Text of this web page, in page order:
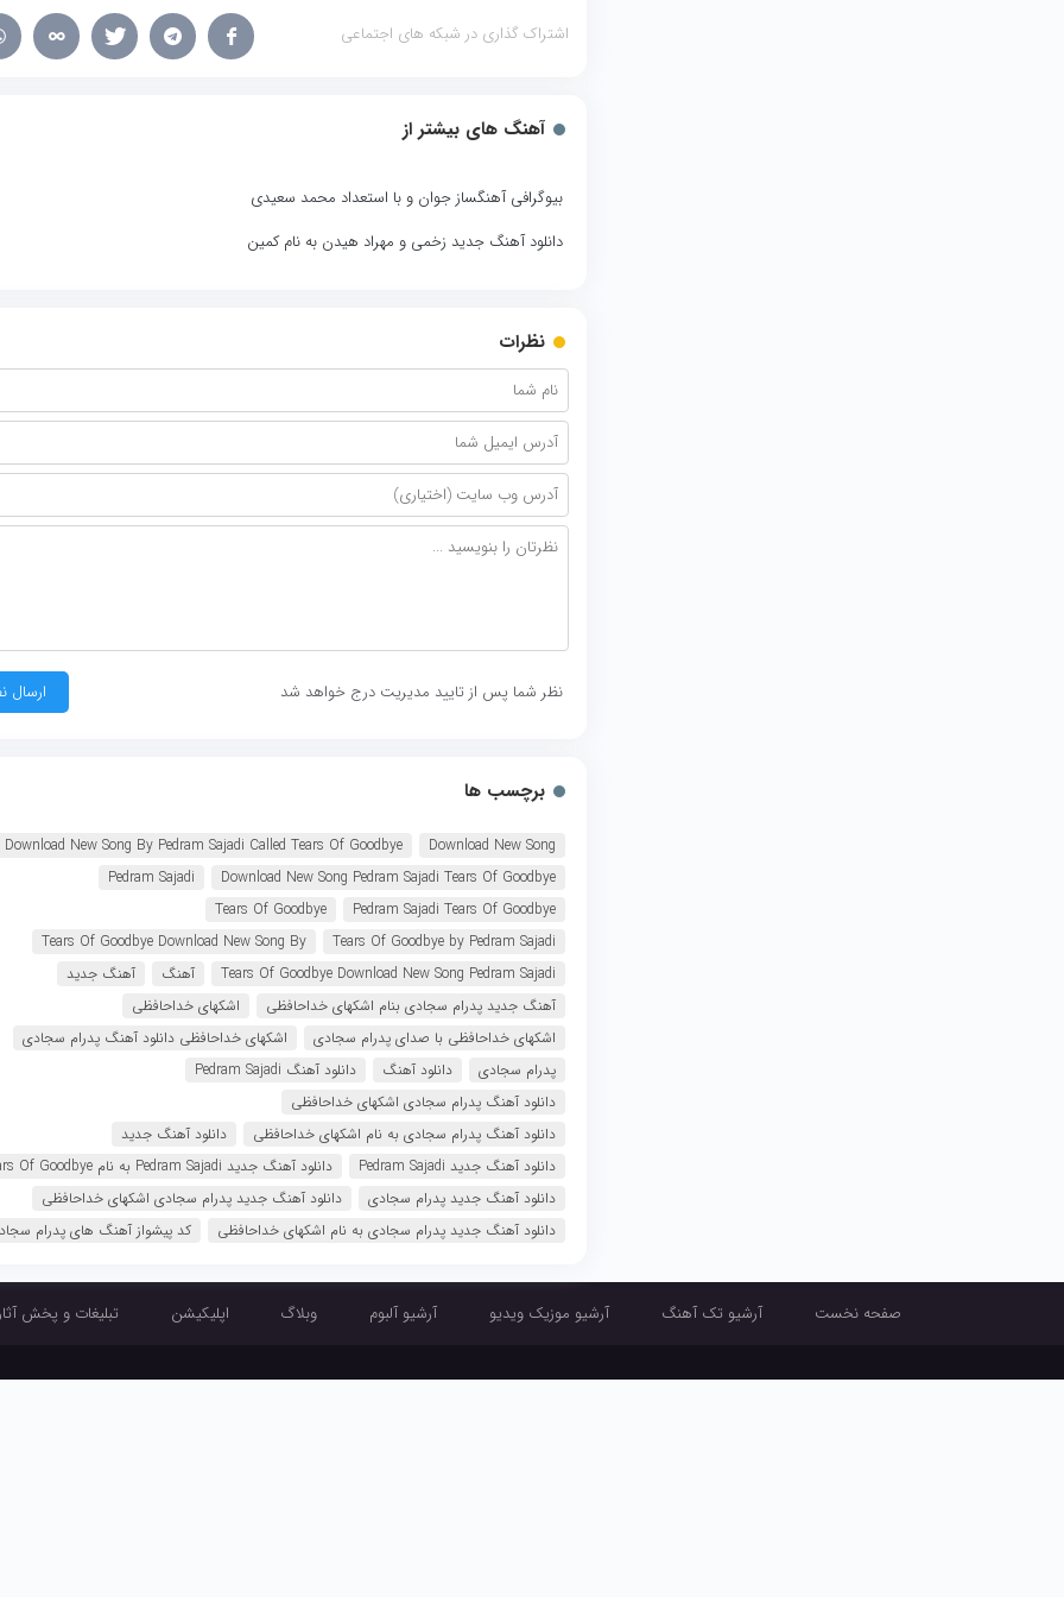
اشتراک گذاری در شبکه های اجتماعی
آهنگ های بیشتر از
بیوگرافی آهنگساز جوان و با استعداد محمد سعیدی
دانلود آهنگ جدید زخمی و مهراد هیدن به نام کمین
نظرات
نظر شما پس از تایید مدیریت درج خواهد شد
برچسب ها
Download New Song
Download New Song By Pedram Sajadi Called Tears Of Goodbye
Download New Song Pedram Sajadi Tears Of Goodbye
Pedram Sajadi
Pedram Sajadi Tears Of Goodbye
Tears Of Goodbye
Tears Of Goodbye by Pedram Sajadi
Tears Of Goodbye Download New Song By
Tears Of Goodbye Download New Song Pedram Sajadi
آهنگ
آهنگ جدید
آهنگ جدید پدرام سجادی بنام اشکهای خداحافظی
اشکهای خداحافظی
اشکهای خداحافظی با صدای پدرام سجادی
اشکهای خداحافظی دانلود آهنگ پدرام سجادی
پدرام سجادی
دانلود آهنگ
دانلود آهنگ Pedram Sajadi
دانلود آهنگ پدرام سجادی اشکهای خداحافظی
دانلود آهنگ پدرام سجادی به نام اشکهای خداحافظی
دانلود آهنگ جدید
دانلود آهنگ جدید Pedram Sajadi
دانلود آهنگ جدید Pedram Sajadi به نام Tears Of Goodbye
دانلود آهنگ جدید پدرام سجادی
دانلود آهنگ جدید پدرام سجادی اشکهای خداحافظی
دانلود آهنگ جدید پدرام سجادی به نام اشکهای خداحافظی
کد پیشواز آهنگ های پدرام
صفحه نخست آرشیو تک آهنگ آرشیو موزیک ویدیو آرشیو آلبوم وبلاگ اپلیکیشن تبلیغات و پخش